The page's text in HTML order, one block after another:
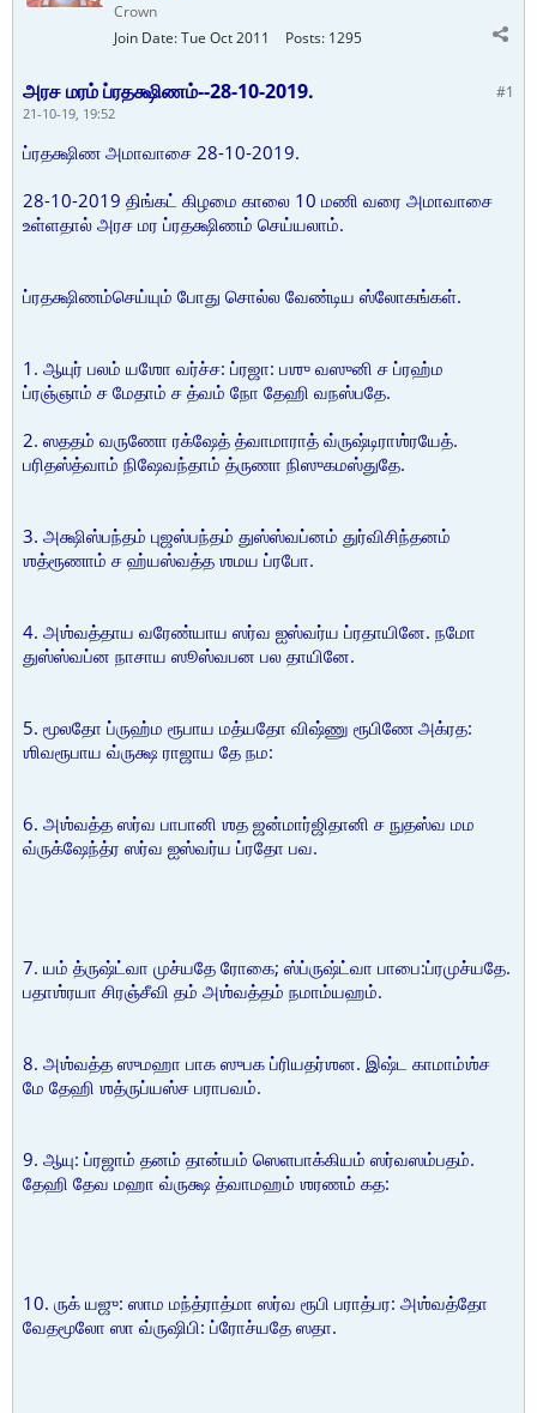
Crown
Join Date:Tue Oct 2011 Posts: 1295
#1
அரச மரம் ப்ரதக்ஷிணம்--28-10-2019.
21-10-19, 19:52
ப்ரதக்ஷிண அமாவாசை 28-10-2019.
28-10-2019 திங்கட் கிழமை காலை 10 மணி வரை அமாவாசை
உள்ளதால் அரச மர ப்ரதக்ஷிணம் செய்யலாம்.
ப்ரதக்ஷிணம்செய்யும் போது சொல்ல வேண்டிய ஸ்லோகங்கள்.
1. ஆயுர் பலம் யஶோ வர்ச்ச: ப்ரஜா: பஶு வஸுனி ச ப்ரஹ்ம
ப்ரஞ்ஞாம் ச மேதாம் ச த்வம் நோ தேஹி வநஸ்பதே.
2. ஸததம் வருணோ ரக்ஷேத் த்வாமாராத் வ்ருஷ்டிராஶ்ரயேத்.
பரிதஸ்த்வாம் நிஷேவந்தாம் த்ருணா நிஸுகமஸ்துதே.
3. அக்ஷிஸ்பந்தம் புஜஸ்பந்தம் துஸ்ஸ்வப்னம் துர்விசிந்தனம்
ஶத்ரூணாம் ச ஹ்யஸ்வத்த ஶமய ப்ரபோ.
4. அஶ்வத்தாய வரேண்யாய ஸர்வ ஐஸ்வர்ய ப்ரதாயினே. நமோ
துஸ்ஸ்வப்ன நாசாய ஸூஸ்வபன பல தாயினே.
5. மூலதோ ப்ருஹ்ம ரூபாய மத்யதோ விஷ்ணு ரூபிணே அக்ரத:
ஶிவரூபாய வ்ருக்ஷ ராஜாய தே நம:
6. அஶ்வத்த ஸர்வ பாபானி ஶத ஜன்மார்ஜிதானி ச நுதஸ்வ மம
வ்ருக்ஷேந்த்ர ஸர்வ ஐஸ்வர்ய ப்ரதோ பவ.
7. யம் த்ருஷ்ட்வா முச்யதே ரோகை; ஸ்ப்ருஷ்ட்வா பாபை:ப்ரமுச்யதே.
பதாஶ்ரயா சிரஞ்சீவி தம் அஶ்வத்தம் நமாம்யஹம்.
8. அஶ்வத்த ஸுமஹா பாக ஸுபக ப்ரியதர்ஶன. இஷ்ட காமாம்ஶ்ச
மே தேஹி ஶத்ருப்யஸ்ச பராபவம்.
9. ஆயு: ப்ரஜாம் தனம் தான்யம் ஸெளபாக்கியம் ஸர்வஸம்பதம்.
தேஹி தேவ மஹா வ்ருக்ஷ த்வாமஹம் ஶரணம் கத:
10. ருக் யஜு: ஸாம மந்த்ராத்மா ஸர்வ ரூபி பராத்பர: அஶ்வத்தோ
வேதமூலோ ஸா வ்ருஷிபி: ப்ரோச்யதே ஸதா.